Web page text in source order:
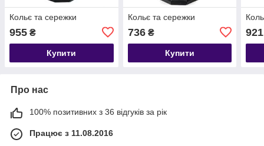
Кольє та сережки
955 ₴
Купити
Кольє та сережки
736₴
Купити
921
Про нас
100% позитивних з 36 відгуків за рік
Працює з 11.08.2016